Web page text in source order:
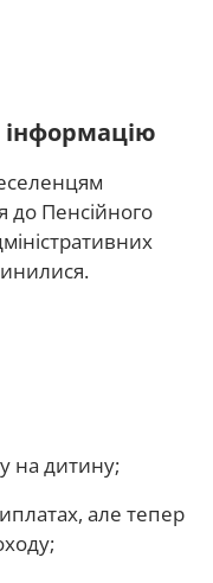
інформацію
до Пенсійного
на дитину;
але тепер